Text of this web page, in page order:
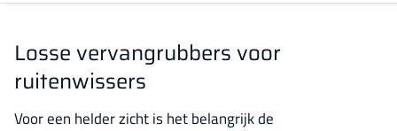
Losse vervangrubbers voor
ruitenwissers
Voor een helder zicht is het belangrijk de